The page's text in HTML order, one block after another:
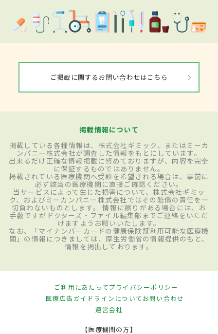
ご掲載に関するお問い合わせはこちら
掲載情報について
掲載している各種情報は、株式会社ギミック、またはミーカ
ンパニー株式会社が調査した情報をもとにしています。
出来るだけ正確な情報掲載に努めておりますが、内容を完全
に保証するものではありません。
掲載されている医療機関へ受診を希望される場合は、事前に
必ず該当の医療機関に直接ご確認ください。
当サービスによって生じた損害について、株式会社ギミッ
ク、およびミーカンパニー株式会社ではその賠償の責任を一
切負わないものとします。 情報に誤りがある場合には、お
手数ですがドクターズ・ファイル編集部までご連絡をいただ
けますようお願いいたします。
なお、「マイナンバーカードの健康保険証利用可能な医療機
関」の情報につきましては、厚生労働省の情報提供のもと、
情報を掲出しております。
ご利用にあたってプライバシーポリシー
医療広告ガイドラインについてお問い合わせ
運営会社
【医療機関の方】